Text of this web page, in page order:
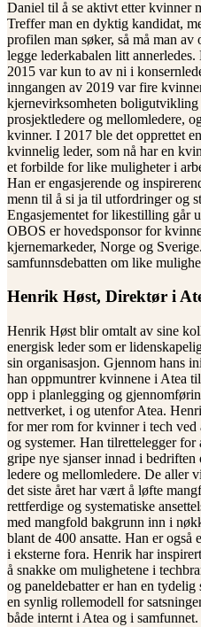
Daniel til å se aktivt etter kvinner
Treffer man en dyktig kandidat,
profilen man søker, så må man
legge lederkabalen litt
2015 var kun to av ni i
inngangen av 2019 var fire
kjernevirksomheten
prosjektledere og mellomledere,
kvinner. I 2017 ble det opprettet
kvinnelig leder, som nå har en
et forbilde for like muligheter i
Han er engasjerende og
menn til å si ja til utfordringer og
Engasjementet for likestilling går
OBOS er hovedsponsor for
kjernemarkeder, Norge og
samfunnsdebatten om like
Henrik Høst, Direktør i
Henrik Høst blir omtalt av sine
energisk leder som er
sin organisasjon. Gjennom hans
han oppmuntrer kvinnene i Atea
opp i planlegging og
nettverket, i og utenfor Atea.
for mer rom for kvinner i tech ved
og systemer. Han tilrettelegger
gripe nye sjanser innad i
ledere og mellomledere. De aller
det siste året har vært å løfte
rettferdige og systematiske
med mangfold bakgrunn inn i
blant de 400 ansatte. Han er
i eksterne fora. Henrik har
å snakke om mulighetene i
og paneldebatter er han en
en synlig rollemodell for
både internt i Atea og i samfunnet.